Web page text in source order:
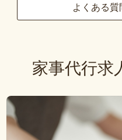
よくある質
家事代行求